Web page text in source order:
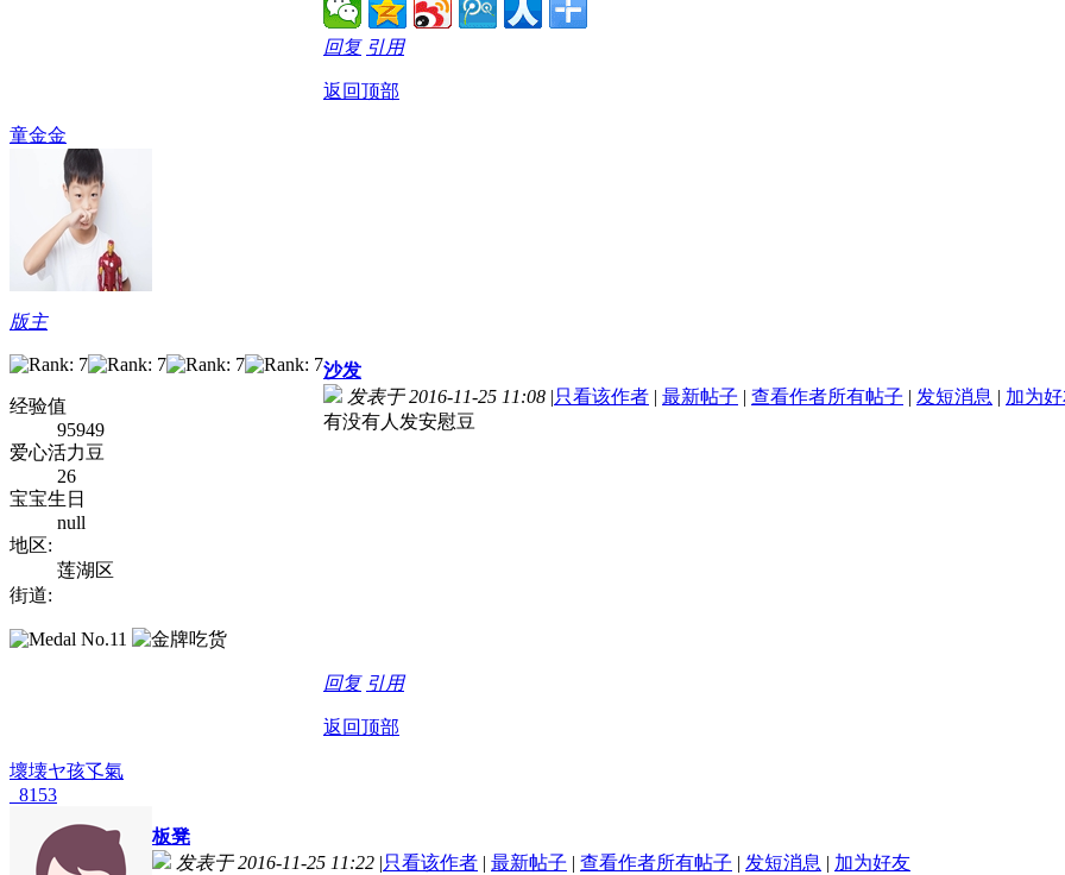
回复 引用
返回顶部
童金金
版主
经验值
95949
爱心活力豆
26
宝宝生日
null
地区:
莲湖区
街道:
沙发
发表于 2016-11-25 11:08 |只看该作者 | 最新帖子 | 查看作者所有帖子 | 发短消息 | 加为
有没有人发安慰豆
回复 引用
返回顶部
壞壊ヤ孩孓氣
_8153
板凳
发表于 2016-11-25 11:22 |只看该作者 | 最新帖子 | 查看作者所有帖子 | 发短消息 | 加为好友